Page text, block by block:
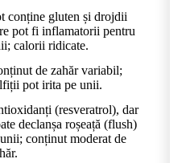
conține gluten și drojdii
pot fi inflamatorii pentru
calorii ridicate.
de zahăr variabil;
pot irita pe unii.
(resveratrol), dar
declanșa roșeață (flush)
conținut moderat de